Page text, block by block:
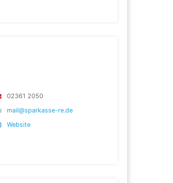
02361 2050
mail@sparkasse-re.de
Website